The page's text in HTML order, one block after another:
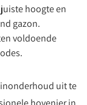
hoogte en
gazon.
voldoende
uit te